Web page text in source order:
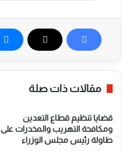
مقالات ذات صلة
قضايا تنظيم قطاع التعدين
ومكافحة التهريب والمخدرات على
طاولة رئيس مجلس الوزراء